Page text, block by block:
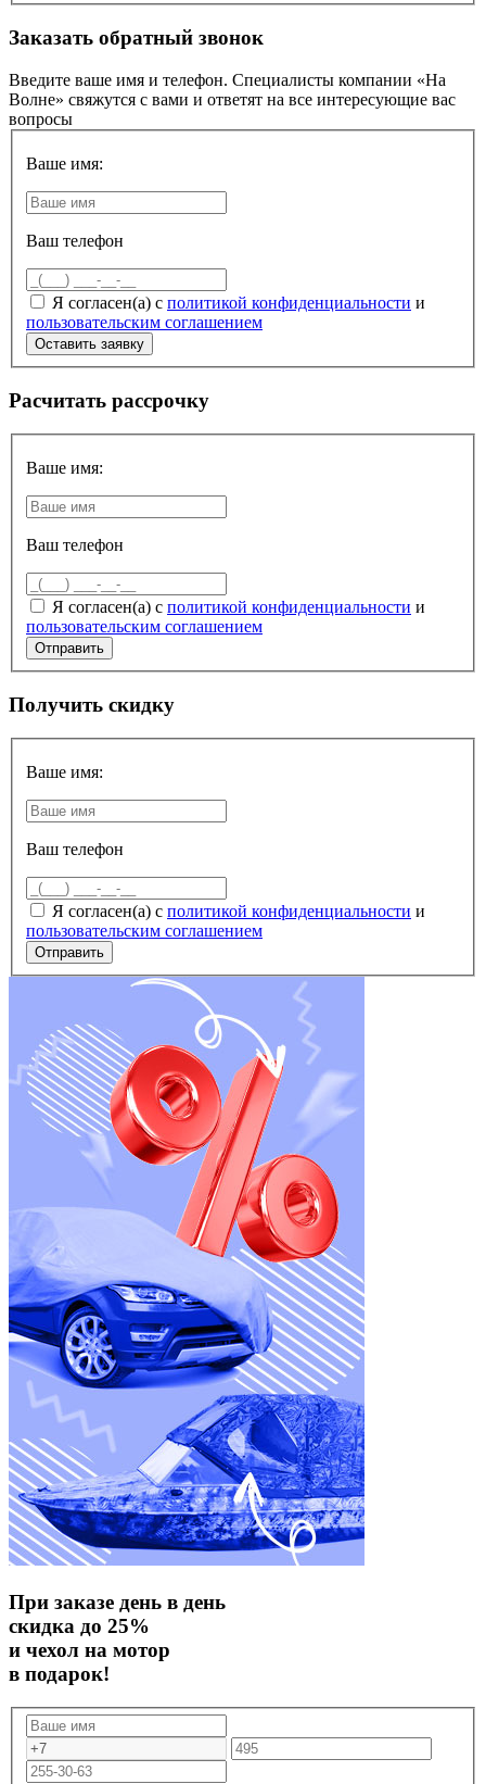
Заказать обратный звонок
Введите ваше имя и телефон. Специалисты компании «На
Волне» свяжутся с вами и ответят на все интересующие вас
вопросы
Ваше имя:
Ваш телефон
Я согласен(а) с политикой конфиденциальности и
пользовательским соглашением
Расчитать рассрочку
Ваше имя:
Ваш телефон
Я согласен(а) с политикой конфиденциальности и
пользовательским соглашением
Получить скидку
Ваше имя:
Ваш телефон
Я согласен(а) с политикой конфиденциальности и
пользовательским соглашением
При заказе день в день
скидка до 25%
и чехол на мотор
в подарок!